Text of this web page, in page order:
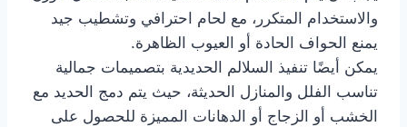
والاستخدام المتكرر، مع لحام احترافي وتشطيب جيد
يمنع الحواف الحادة أو العيوب الظاهرة.
يمكن أيضًا تنفيذ السلالم الحديدية بتصميمات جمالية
تناسب الفلل والمنازل الحديثة، حيث يتم دمج الحديد مع
الخشب أو الزجاج أو الدهانات المميزة للحصول على